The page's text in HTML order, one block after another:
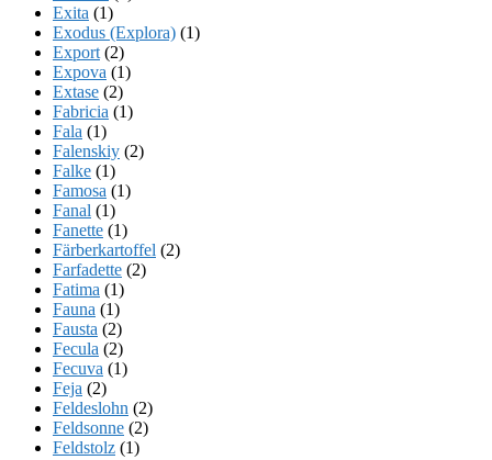
Exita (1)
Exodus (Explora) (1)
Export (2)
Expova (1)
Extase (2)
Fabricia (1)
Fala (1)
Falenskiy (2)
Falke (1)
Famosa (1)
Fanal (1)
Fanette (1)
Färberkartoffel (2)
Farfadette (2)
Fatima (1)
Fauna (1)
Fausta (2)
Fecula (2)
Fecuva (1)
Feja (2)
Feldeslohn (2)
Feldsonne (2)
Feldstolz (1)